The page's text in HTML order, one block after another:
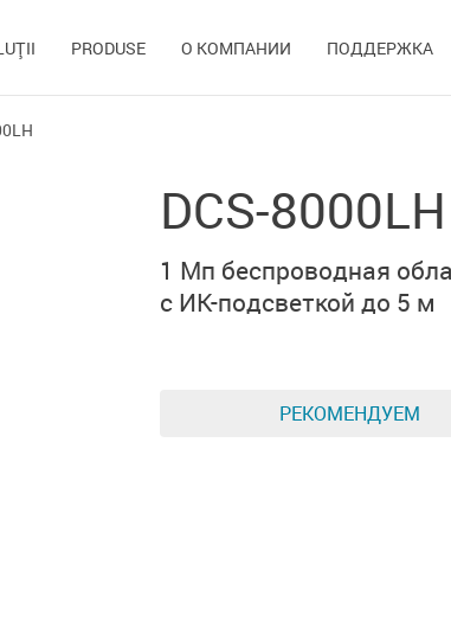
PRODUSE О КОМПАНИИ ПОДДЕРЖКА
DCS-8000LH
1 Мп беспроводная
с ИК-подсветкой до 5 м
РЕКОМЕНДУЕМ